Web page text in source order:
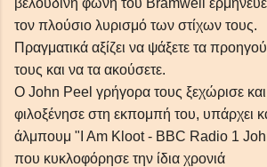
τον πλούσιο λυρισμό των στίχων τους.
Πραγματικά αξίζει να ψάξετε τα
τους και να τα ακούσετε.
O John Peel γρήγορα τους ξεχώρισε
φιλοξένησε στη εκπομπή του, υπάρχει
άλμπουμ "I Am Kloot - BBC Radio 1
που κυκλοφόρησε την ίδια χρονιά